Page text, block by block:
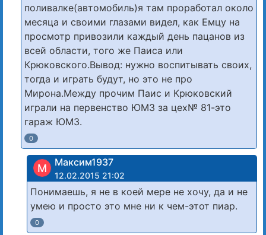
поливалке(автомобиль)я там проработал около
месяца и своими глазами видел, как Емцу на
просмотр привозили каждый день пацанов из
всей области, того же Паиса или
Крюковского.Вывод: нужно воспитывать своих,
тогда и играть будут, но это не про
Мирона.Между прочим Паис и Крюковский
играли на первенство ЮМЗ за цех№ 81-это
гараж ЮМЗ.
0
М Максим1937
12.02.2015 21:02
Понимаешь, я не в коей мере не хочу, да и не
умею и просто это мне ни к чем-этот пиар.
0